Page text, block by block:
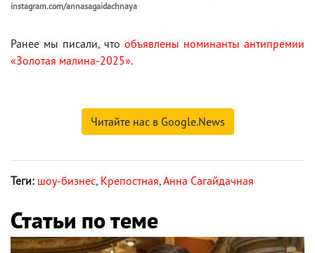
instagram.com/annasagaidachnaya
Ранее мы писали, что объявлены номинанты антипремии
«Золотая малина-2025».
Читайте нас в Google.News
Теги: шоу-бизнес, Крепостная,Анна Сагайдачная
Статьи по теме